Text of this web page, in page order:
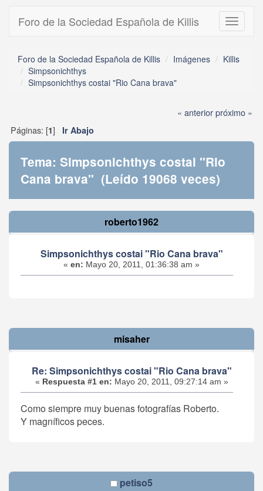
Toggle
Foro de la Sociedad Española de Killis
Foro de la Sociedad Española de Killis Imágenes
Killis
Simpsonichthys
Simpsonichthys costai "Rio Cana brava"
« anteriorpróximo »
Páginas: [1] Ir Abajo
Tema: Simpsonichthys costai "Rio
Cana brava" (Leído 19068 veces)
roberto1962
Simpsonichthys costai "Rio Cana brava"
« en: Mayo 20, 2011, 01:36:38 am »
misaher
Re: Simpsonichthys costai "Rio Cana brava"
« Respuesta #1 en: Mayo 20, 2011, 09:27:14 am »
Como siempre muy buenas fotografías Roberto.
Y magníficos peces.
petiso5